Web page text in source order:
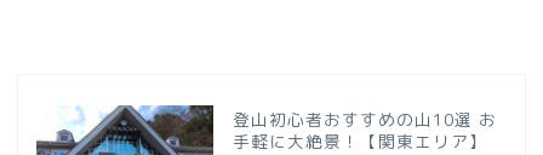
登山初心者おすすめの山10選 お
手軽に大絶景！【関東エリア】